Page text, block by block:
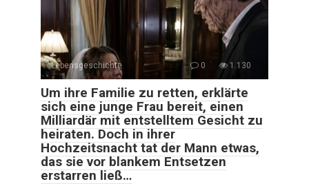
Lebensgeschichte 0 1.130
Um ihre Familie zu retten, erklärte
sich eine junge Frau bereit, einen
Milliardär mit entstelltem Gesicht zu
heiraten. Doch in ihrer
Hochzeitsnacht tat der Mann etwas,
das sie vor blankem Entsetzen
erstarren ließ…